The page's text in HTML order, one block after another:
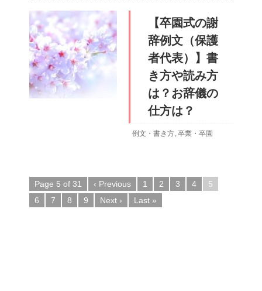
【卒園式の謝
辞例文（保護
者代表）】書
き方や読み方
は？お辞儀の
仕方は？
例文・書き方, 卒業・卒園
Page 5 of 31 ‹ Previous 1 2 3 4
5
6
7 8 9 Next › Last »